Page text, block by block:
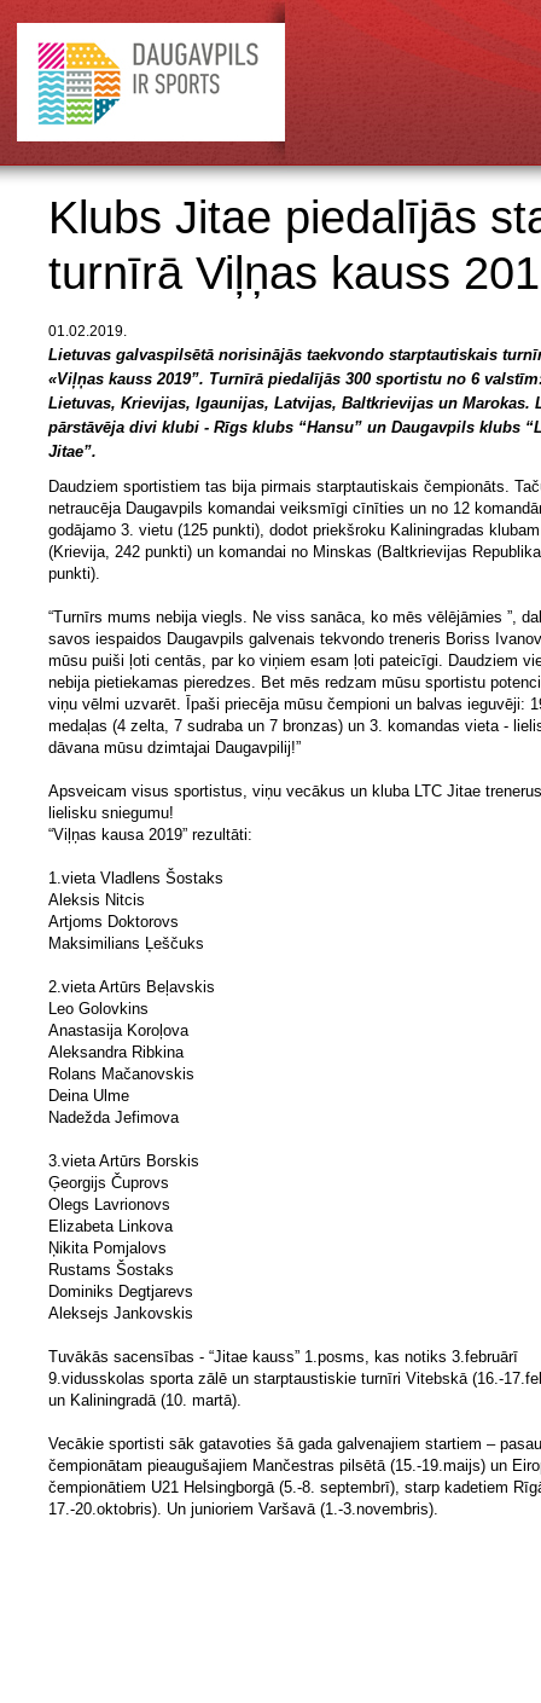
Klubs Jitae piedalījās
turnīrā Viļņas kauss
01.02.2019.
Lietuvas galvaspilsētā norisinājās taekvondo starptautiskais
«Viļņas kauss 2019”. Turnīrā piedalījās 300 sportistu no 6
Lietuvas, Krievijas, Igaunijas, Latvijas, Baltkrievijas un Marokas.
pārstāvēja divi klubi - Rīgs klubs “Hansu” un Daugavpils klubs
Jitae”.
Daudziem sportistiem tas bija pirmais starptautiskais čempionāts.
netraucēja Daugavpils komandai veiksmīgi cīnīties un no 12
godājamo 3. vietu (125 punkti), dodot priekšroku Kaliningradas klubam
(Krievija, 242 punkti) un komandai no Minskas (Baltkrievijas
punkti).
“Turnīrs mums nebija viegls. Ne viss sanāca, ko mēs vēlējāmies ”,
savos iespaidos Daugavpils galvenais tekvondo treneris Boriss
mūsu puiši ļoti centās, par ko viņiem esam ļoti pateicīgi. Daudziem
nebija pietiekamas pieredzes. Bet mēs redzam mūsu sportistu
viņu vēlmi uzvarēt. Īpaši priecēja mūsu čempioni un balvas ieguvēji:
medaļas (4 zelta, 7 sudraba un 7 bronzas) un 3. komandas vieta -
dāvana mūsu dzimtajai Daugavpilij!”
Apsveicam visus sportistus, viņu vecākus un kluba LTC Jitae
lielisku sniegumu!
“Viļņas kausa 2019” rezultāti:
1.vieta Vladlens Šostaks
Aleksis Nitcis
Artjoms Doktorovs
Maksimilians Ļeščuks
2.vieta Artūrs Beļavskis
Leo Golovkins
Anastasija Koroļova
Aleksandra Ribkina
Rolans Mačanovskis
Deina Ulme
Nadežda Jefimova
3.vieta Artūrs Borskis
Ģeorgijs Čuprovs
Olegs Lavrionovs
Elizabeta Linkova
Ņikita Pomjalovs
Rustams Šostaks
Dominiks Degtjarevs
Aleksejs Jankovskis
Tuvākās sacensības - “Jitae kauss” 1.posms, kas notiks 3.februārī
9.vidusskolas sporta zālē un starptaustiskie turnīri Vitebskā (16.-
un Kaliningradā (10. martā).
Vecākie sportisti sāk gatavoties šā gada galvenajiem startiem –
čempionātam pieaugušajiem Mančestras pilsētā (15.-19.maijs) un
čempionātiem U21 Helsingborgā (5.-8. septembrī), starp kadetiem
17.-20.oktobris). Un junioriem Varšavā (1.-3.novembris).